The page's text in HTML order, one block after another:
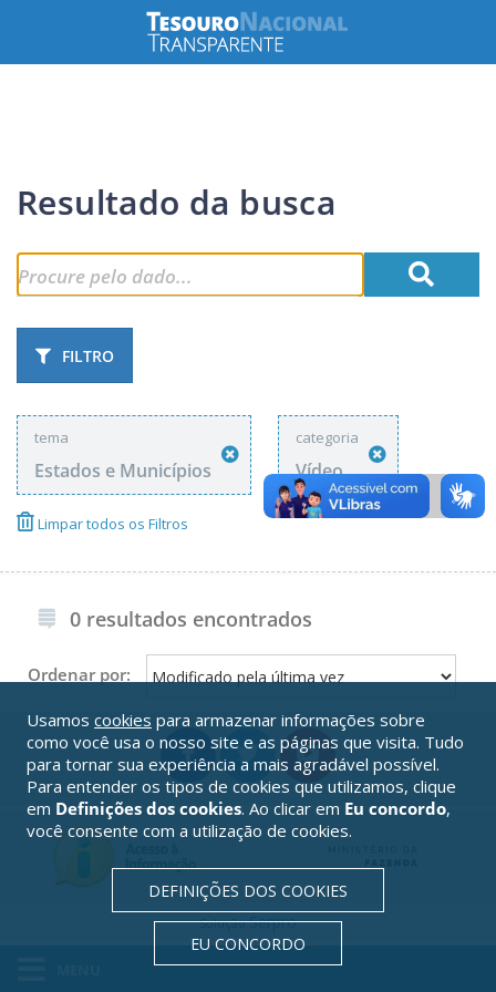
Resultado da busca
FILTRO
tema
Estados e Municípios
categoria
Vídeo
Limpar todos os Filtros
0 resultados encontrados
Ordenar por:
SoluçãoSerpro
Usamos cookies para armazenar informações sobre
como você usa o nosso site e as páginas que visita. Tudo
para tornar sua experiência a mais agradável possível.
Para entender os tipos de cookies que utilizamos, clique
em Definições dos cookies. Ao clicar em Eu concordo,
você consente com a utilização de cookies.
DEFINIÇÕES DOS COOKIES
EU CONCORDO